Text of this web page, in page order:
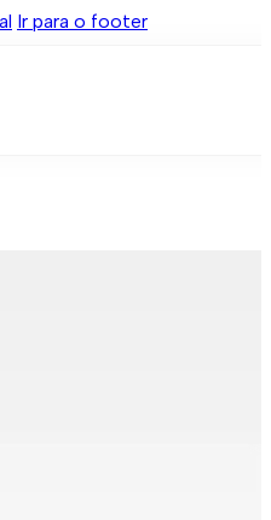
Ir para o footer